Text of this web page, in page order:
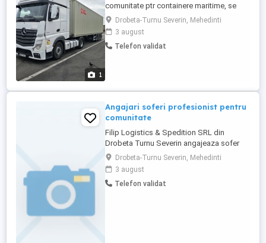
1
comunitate ptr containere maritime, se
lucrează în mod frecvent Olanda,
Germania,Belgia și Franța. se oferă un
salariu de 3300 ,în funcție de programul
de lucru ,care se negociază.
Drobeta-Turnu Severin, Mehedinti
3 august
Telefon validat
Angajari soferi profesionist pentru
comunitate
Filip Logistics & Spedition SRL din
Drobeta Turnu Severin angajeaza sofer
profesionist pentru comunitate. Se
lucreaza cu LKW Walter, la terminalul de la
Herne, curse Germania intern ( 5000 de km
pe luna) Camioane Man TGX Perioada
Drobeta-Turnu Severin, Mehedinti
3 august
Telefon validat